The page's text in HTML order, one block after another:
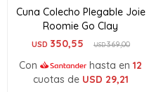
Cuna Colecho Plegable Joie
Roomie Go Clay
USD 350,55 USD369,00
Con hasta en 12
cuotas de USD 29,21